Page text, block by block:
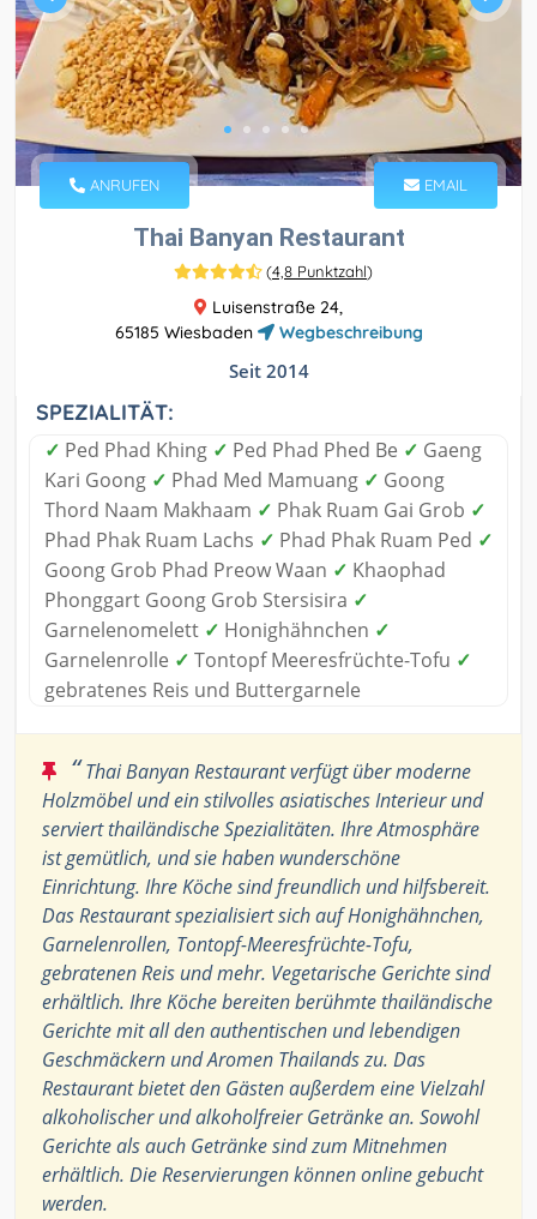
ANRUFEN EMAIL
Thai Banyan Restaurant
(4,8 Punktzahl)
Luisenstraße 24,
65185 Wiesbaden
Wegbeschreibung
Seit 2014
SPEZIALITÄT:
✓ Ped Phad Khing ✓ Ped Phad Phed Be ✓ Gaeng
Kari Goong ✓ Phad Med Mamuang ✓ Goong
Thord Naam Makhaam ✓ Phak Ruam Gai Grob ✓
Phad Phak Ruam Lachs ✓ Phad Phak Ruam Ped ✓
Goong Grob Phad Preow Waan ✓ Khaophad
Phonggart Goong Grob Stersisira ✓
Garnelenomelett ✓ Honighähnchen ✓
Garnelenrolle ✓ Tontopf Meeresfrüchte-Tofu ✓
gebratenes Reis und Buttergarnele
“Thai Banyan Restaurant verfügt über moderne
Holzmöbel und ein stilvolles asiatisches Interieur und
serviert thailändische Spezialitäten. Ihre Atmosphäre
ist gemütlich, und sie haben wunderschöne
Einrichtung. Ihre Köche sind freundlich und hilfsbereit.
Das Restaurant spezialisiert sich auf Honighähnchen,
Garnelenrollen, Tontopf-Meeresfrüchte-Tofu,
gebratenen Reis und mehr. Vegetarische Gerichte sind
erhältlich. Ihre Köche bereiten berühmte thailändische
Gerichte mit all den authentischen und lebendigen
Geschmäckern und Aromen Thailands zu. Das
Restaurant bietet den Gästen außerdem eine Vielzahl
alkoholischer und alkoholfreier Getränke an. Sowohl
Gerichte als auch Getränke sind zum Mitnehmen
erhältlich. Die Reservierungen können online gebucht
werden.